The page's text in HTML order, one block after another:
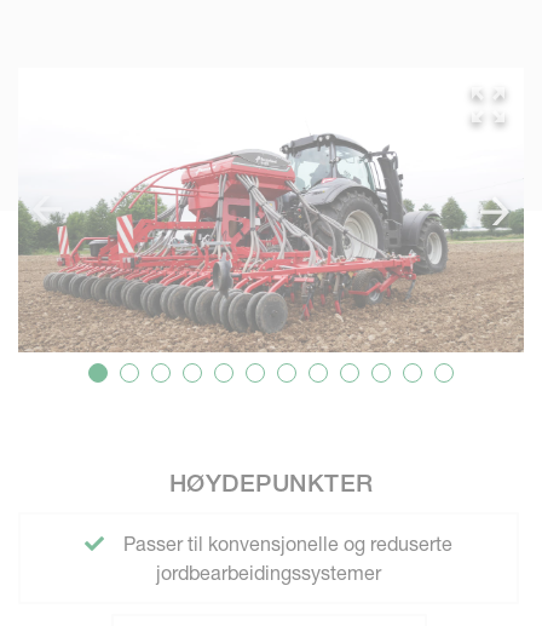
HØYDEPUNKTER
Passer til konvensjonelle og reduserte
jordbearbeidingssystemer